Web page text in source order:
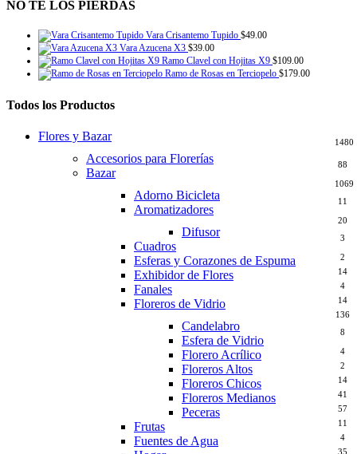
NO TE LOS PIERDAS
Vara Crisantemo Tupido $49.00
Vara Azucena X3 $39.00
Ramo Clavel con Hojitas X9 $109.00
Ramo de Rosas en Terciopelo $179.00
Todos los Productos
Flores y Bazar 1480
Accesorios para Florerías 88
Bazar
1069
Adorno Bicicleta 11
Aromatizadores
20
Difusor 3
Cuadros
2
Esferas y Corazones de Espuma
14
Exhibidor de Flores
4
Fanales
14
Floreros de Vidrio
136
Candelabro 8
Esfera de Vidrio
4
Florero Acrílico
2
Floreros Altos
14
Floreros Chicos
41
Floreros Medianos
57
Peceras
11
Frutas
4
Fuentes de Agua
35